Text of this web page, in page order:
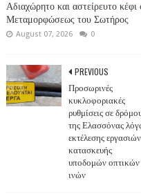
Αδιαχώρητο και αστείρευτο κέφι
Μεταμορφώσεως του Σωτήρος
August 07, 2026 0
PREVIOUS
Προσωρινές
κυκλοφοριακές
ρυθμίσεις σε
της Ελασσόνας
εκτέλεσης εργασιών
κατασκευής
υποδομών οπτικών
ινών